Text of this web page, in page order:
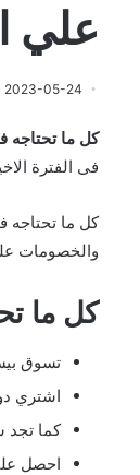
علي
2023-05-24
كل ما تحتاجه
فى الفترة
كل ما تحتاجه
والخصومات
كل ما
تسوق بيسك مكيف هواء
اشتري دوار مكيف
كما تجد سوبر
احصل على هاير مكيف